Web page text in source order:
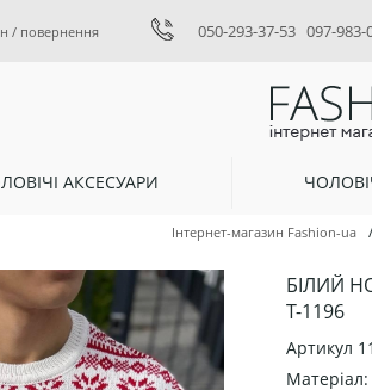
/ повернення 050-293-37-53 097-983-
АКСЕСУАРИ
Інтернет-магазин Fashion-ua /
БІЛИЙ
Т-1196
Артикул
Матеріал: